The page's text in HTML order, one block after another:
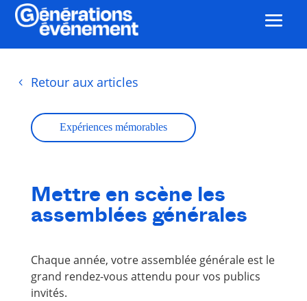
Retour aux articles
Expériences mémorables
Mettre en scène les
assemblées générales
Chaque année, votre assemblée générale est le
grand rendez-vous attendu pour vos publics
invités.